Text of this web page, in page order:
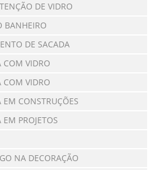
DE VIDRO
BANHEIRO
DE SACADA
COM VIDRO
COM VIDRO
EM CONSTRUÇÕES
PROJETOS
NA DECORAÇÃO